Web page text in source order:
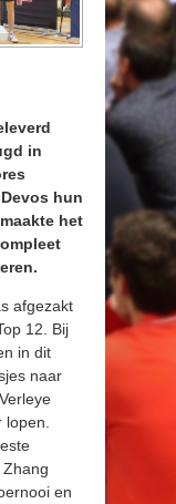
in
hun
het
afgezakt
12. Bij
in dit
naar
en